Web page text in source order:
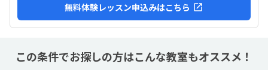
無料体験レッスン申込みはこちら
この条件でお探しの方はこんな教室もオススメ！